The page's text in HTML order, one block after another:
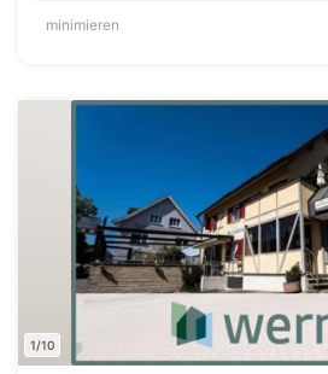
minimieren
1/10